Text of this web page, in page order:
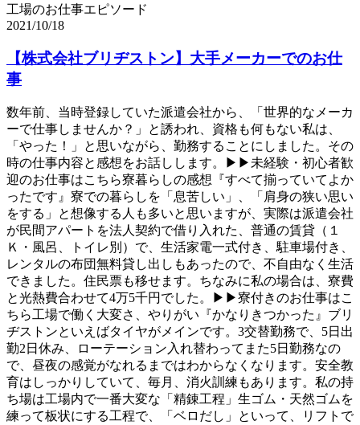
工場のお仕事エピソード
2021/10/18
【株式会社ブリヂストン】大手メーカーでのお仕
事
数年前、当時登録していた派遣会社から、「世界的なメーカ
ーで仕事しませんか？」と誘われ、資格も何もない私は、
「やった！」と思いながら、勤務することにしました。その
時の仕事内容と感想をお話しします。▶▶未経験・初心者歓
迎のお仕事はこちら寮暮らしの感想『すべて揃っていてよか
ったです』寮での暮らしを「息苦しい」、「肩身の狭い思い
をする」と想像する人も多いと思いますが、実際は派遣会社
が民間アパートを法人契約で借り入れた、普通の賃貸（１
Ｋ・風呂、トイレ別）で、生活家電一式付き、駐車場付き、
レンタルの布団無料貸し出しもあったので、不自由なく生活
できました。住民票も移せます。ちなみに私の場合は、寮費
と光熱費合わせて4万5千円でした。▶▶寮付きのお仕事はこ
ちら工場で働く大変さ、やりがい『かなりきつかった』ブリ
ヂストンといえばタイヤがメインです。3交替勤務で、5日出
勤2日休み、ローテーション入れ替わってまた5日勤務なの
で、昼夜の感覚がなれるまではわからなくなります。安全教
育はしっかりしていて、毎月、消火訓練もあります。私の持
ち場は工場内で一番大変な「精錬工程」生ゴム・天然ゴムを
練って板状にする工程で、「ベロだし」といって、リフトで